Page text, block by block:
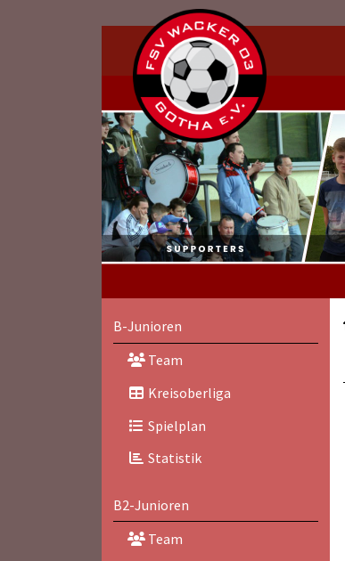
B-Junioren
Team
Kreisoberliga
Spielplan
Statistik
B2-Junioren
Team